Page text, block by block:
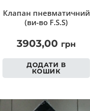
Клапан пневматичний
(ви-во F.S.S)
3903,00 грн
ДОДАТИ В
КОШИК